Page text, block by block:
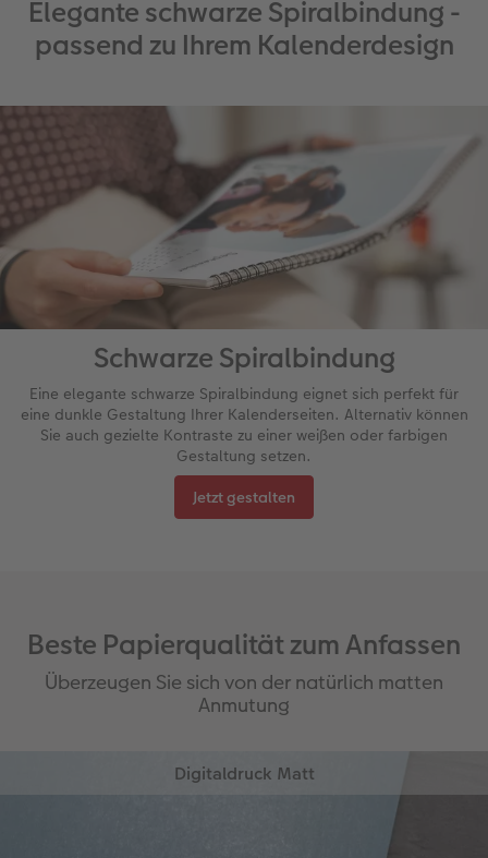
Elegante schwarze Spiralbindung -
passend zu Ihrem Kalenderdesign
Schwarze Spiralbindung
Eine elegante schwarze Spiralbindung eignet sich perfekt für
eine dunkle Gestaltung Ihrer Kalenderseiten. Alternativ können
Sie auch gezielte Kontraste zu einer weißen oder farbigen
Gestaltung setzen.
Jetzt gestalten
Beste Papierqualität zum Anfassen
Überzeugen Sie sich von der natürlich matten
Anmutung